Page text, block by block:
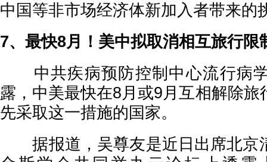
中国等非市场经济体新加入者带来的
7、最快8月！美中拟取消相互旅行限
中共疾病预防控制中心流行病
露，中美最快在8月或9月互相解除旅
先采取这一措施的国家。
据报道，吴尊友是近日出席北京